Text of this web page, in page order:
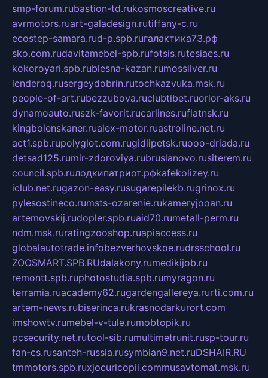
smp-forum.rubastion-td.rukosmoscreative.ru
avrmotors.ruart-galadesign.rutiffany-c.ru
ecostep-samara.rud-p.spb.ruгалактика73.рф
sko.com.rudavitamebel-spb.rufotsis.rutesiaes.ru
kokoroyari.spb.rublesna-kazan.rumossilver.ru
lenderoq.rusergeydobrin.rutochkazvuka.msk.ru
people-of-art.rubezzubova.ruclubtibet.ruorior-aks.ru
dynamoauto.ruszk-favorit.rucarlines.ruflatnsk.ru
kingbolenskaner.rualex-motor.ruastroline.net.ru
act1.spb.rupolyglot.com.rugidlipetsk.ruooo-driada.ru
detsad125.rumir-zdoroviya.rubruslanovo.rusiterem.ru
council.spb.ruлодкипатриот.рфkafekolizey.ru
iclub.net.rugazon-easy.rusugarepilekb.rugrinox.ru
pylesostineco.rumsts-ozarenie.rukameryjooan.ru
artemovskij.rudopler.spb.ruaid70.rumetall-perm.ru
ndm.msk.ruratingzooshop.ruapiaccess.ru
globalautotrade.infobezverhovskoe.rudrsschool.ru
ZOOSMART.SPB.RUdalakony.rumedikijob.ru
remontt.spb.ruphotostudia.spb.rumyragon.ru
terramia.ruacademy62.rugardengallereya.rurti.com.ru
artem-news.rubiserinca.rukrasnodarkurort.com
imshowtv.rumebel-v-tule.rumobtopik.ru
pcsecurity.net.rutool-sib.rumultimetrunit.rusp-tour.ru
fan-cs.rusanteh-russia.rusymbian9.net.ruDSHAIR.RU
tmmotors.spb.ruxjocuricopii.commusavtomat.msk.ru